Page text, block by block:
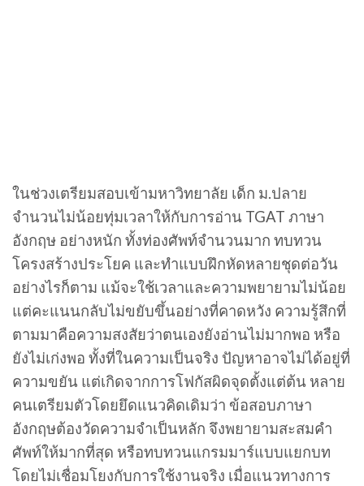
ในช่วงเตรียมสอบเข้ามหาวิทยาลัย เด็ก ม.ปลาย
จำนวนไม่น้อยทุ่มเวลาให้กับการอ่าน TGAT ภาษา
อังกฤษ อย่างหนัก ทั้งท่องศัพท์จำนวนมาก ทบทวน
โครงสร้างประโยค และทำแบบฝึกหัดหลายชุดต่อวัน
อย่างไรก็ตาม แม้จะใช้เวลาและความพยายามไม่น้อย
แต่คะแนนกลับไม่ขยับขึ้นอย่างที่คาดหวัง ความรู้สึกที่
ตามมาคือความสงสัยว่าตนเองยังอ่านไม่มากพอ หรือ
ยังไม่เก่งพอ ทั้งที่ในความเป็นจริง ปัญหาอาจไม่ได้อยู่ที่
ความขยัน แต่เกิดจากการโฟกัสผิดจุดตั้งแต่ต้น หลาย
คนเตรียมตัวโดยยึดแนวคิดเดิมว่า ข้อสอบภาษา
อังกฤษต้องวัดความจำเป็นหลัก จึงพยายามสะสมคำ
ศัพท์ให้มากที่สุด หรือทบทวนแกรมมาร์แบบแยกบท
โดยไม่เชื่อมโยงกับการใช้งานจริง เมื่อแนวทางการ